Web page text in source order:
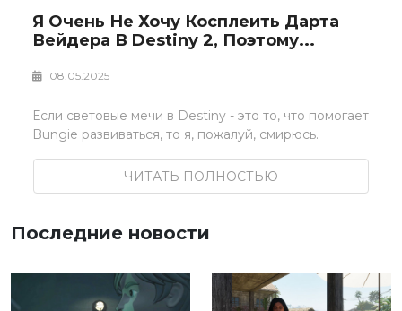
Я Очень Не Хочу Косплеить Дарта
Вейдера В Destiny 2, Поэтому...
08.05.2025
Если световые мечи в Destiny - это то, что помогает
Bungie развиваться, то я, пожалуй, смирюсь.
ЧИТАТЬ ПОЛНОСТЬЮ
Последние новости